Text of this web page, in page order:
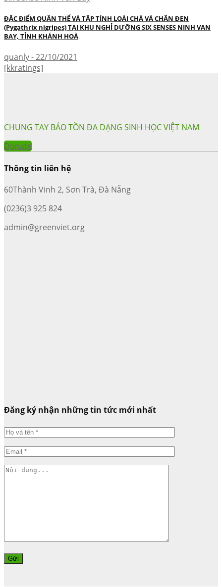
ĐẶC ĐIỂM QUẦN THỂ VÀ TẬP TÍNH LOÀI CHÀ VÁ CHÂN ĐEN
(Pygathrix nigripes) TẠI KHU NGHỈ DƯỠNG SIX SENSES NINH VAN
BAY, TỈNH KHÁNH HOÀ
quanly - 22/10/2021
[kkratings]
CHUNG TAY BẢO TỒN ĐA DẠNG SINH HỌC VIỆT NAM
Donate
Thông tin liên hệ
60Thành Vinh 2, Sơn Trà, Đà Nẵng
(0236)3 925 824
admin@greenviet.org
Đăng ký nhận những tin tức mới nhất